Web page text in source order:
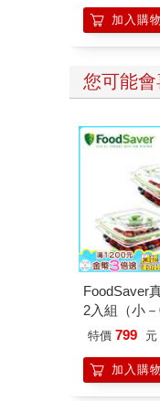
加入購
您可能會
FoodSaver
2入組（小－
特價 799 元
加入購